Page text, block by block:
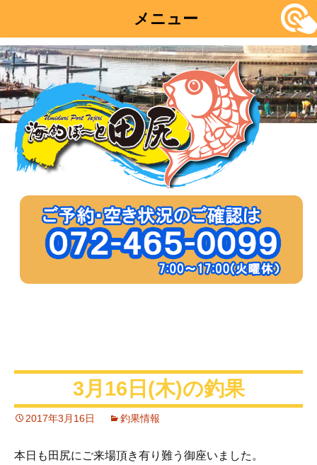
メニュー
コ
ン
テ
ン
ツ
3月16日(木)の釣果
2017年3月16日 釣果情報
本日も田尻にご来場頂き有り難う御座いました。